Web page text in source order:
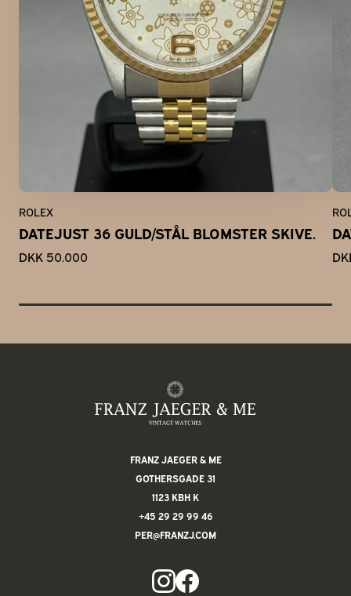
ROLEX
DATEJUST 36 GULD/STÅL BLOMSTER SKIVE.
DKK 50.000
FRANZ JAEGER & ME
GOTHERSGADE 31
1123 KBH K
+45 29 29 99 46
PER@FRANZJ.COM